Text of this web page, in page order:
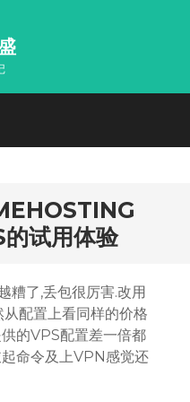
试用体验
了,丢包很厉害.改用
配置上看同样的价格
的VPS配置差一倍都
命令及上VPN感觉还